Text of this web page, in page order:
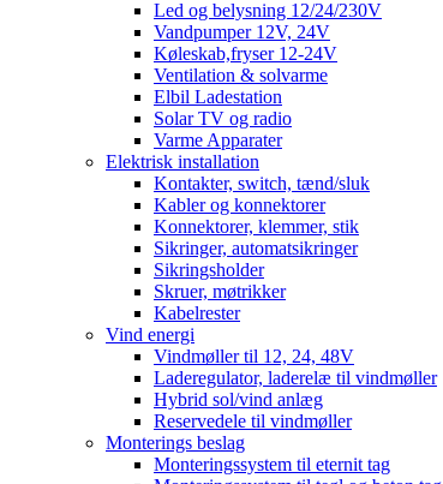
Led og belysning 12/24/230V
Vandpumper 12V, 24V
Køleskab,fryser 12-24V
Ventilation & solvarme
Elbil Ladestation
Solar TV og radio
Varme Apparater
Elektrisk installation
Kontakter, switch, tænd/sluk
Kabler og konnektorer
Konnektorer, klemmer, stik
Sikringer, automatsikringer
Sikringsholder
Skruer, møtrikker
Kabelrester
Vind energi
Vindmøller til 12, 24, 48V
Laderegulator, laderelæ til vindmøller
Hybrid sol/vind anlæg
Reservedele til vindmøller
Monterings beslag
Monteringssystem til eternit tag